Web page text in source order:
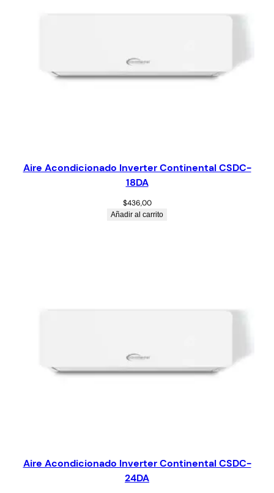
Aire Acondicionado Inverter Continental CSDC-
18DA
$436,00
Añadir al carrito
Aire Acondicionado Inverter Continental CSDC-
24DA